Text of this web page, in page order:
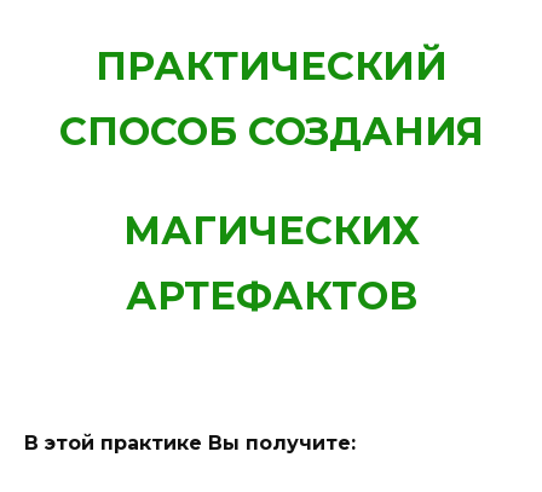
ПРАКТИЧЕСКИЙ
СПОСОБ СОЗДАНИЯ
МАГИЧЕСКИХ
АРТЕФАКТОВ
В этой практике Вы получите: